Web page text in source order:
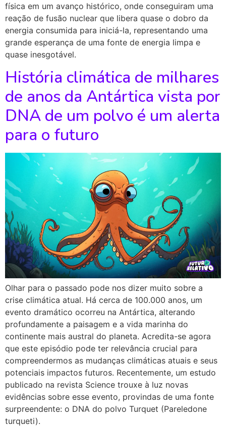
física em um avanço histórico, onde conseguiram uma
reação de fusão nuclear que libera quase o dobro da
energia consumida para iniciá-la, representando uma
grande esperança de uma fonte de energia limpa e
quase inesgotável.
História climática de milhares
de anos da Antártica vista por
DNA de um polvo é um alerta
para o futuro
Olhar para o passado pode nos dizer muito sobre a
crise climática atual. Há cerca de 100.000 anos, um
evento dramático ocorreu na Antártica, alterando
profundamente a paisagem e a vida marinha do
continente mais austral do planeta. Acredita-se agora
que este episódio pode ter relevância crucial para
compreendermos as mudanças climáticas atuais e seus
potenciais impactos futuros. Recentemente, um estudo
publicado na revista Science trouxe à luz novas
evidências sobre esse evento, provindas de uma fonte
surpreendente: o DNA do polvo Turquet (Pareledone
turqueti).